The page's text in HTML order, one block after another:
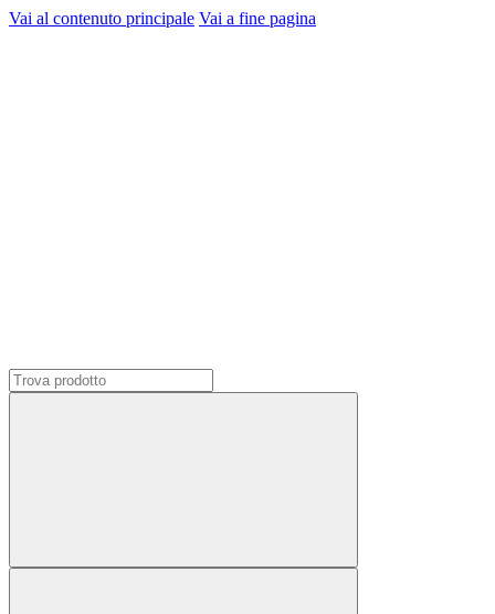
Vai al contenuto principale Vai a fine pagina